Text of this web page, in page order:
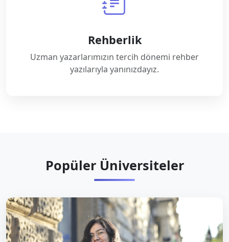
Rehberlik
Uzman yazarlarımızın tercih dönemi rehber
yazılarıyla yanınızdayız.
Popüler Üniversiteler